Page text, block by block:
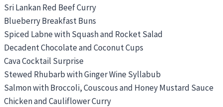
Sri Lankan Red Beef Curry
Blueberry Breakfast Buns
Spiced Labne with Squash and Rocket Salad
Decadent Chocolate and Coconut Cups
Cava Cocktail Surprise
Stewed Rhubarb with Ginger Wine Syllabub
Salmon with Broccoli, Couscous and Honey Mustard Sauce
Chicken and Cauliflower Curry